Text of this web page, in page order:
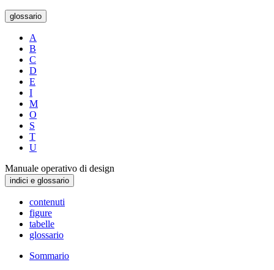
glossario
A
B
C
D
E
I
M
O
S
T
U
Manuale operativo di design
indici e glossario
contenuti
figure
tabelle
glossario
Sommario